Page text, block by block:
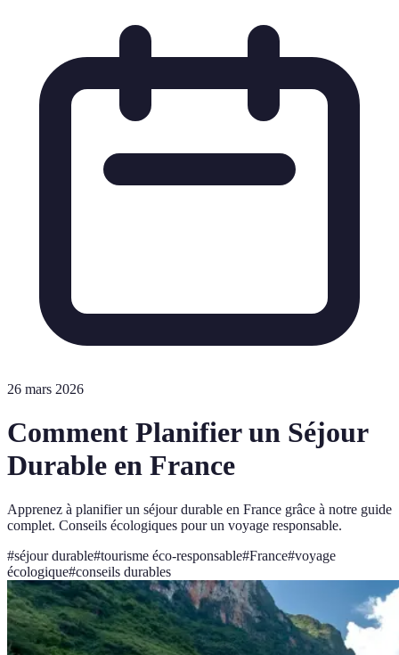
26 mars 2026
Comment Planifier un Séjour
Durable en France
Apprenez à planifier un séjour durable en France grâce à notre guide
complet. Conseils écologiques pour un voyage responsable.
#séjour durable#tourisme éco-responsable#France#voyage
écologique#conseils durables